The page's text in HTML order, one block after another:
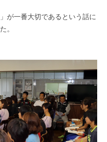
が一番大切であるという話に
。